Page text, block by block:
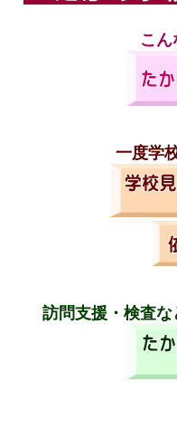
こ
一度学
訪問支援・検査な